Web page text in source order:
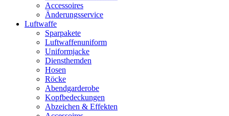
Accessoires
Änderungsservice
Luftwaffe
Sparpakete
Luftwaffenuniform
Uniformjacke
Diensthemden
Hosen
Röcke
Abendgarderobe
Kopfbedeckungen
Abzeichen & Effekten